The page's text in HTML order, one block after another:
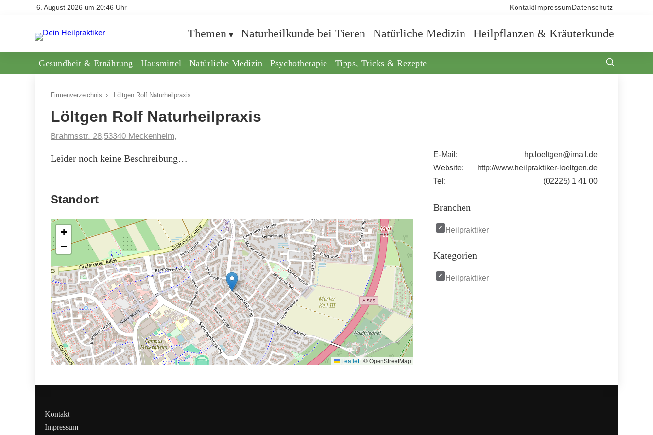
6. August 2026 um 20:46 Uhr Kontakt Impressum Datenschutz
Themen Naturheilkunde bei Tieren Natürliche Medizin Heilpflanzen & Kräuterkunde
Gesundheit & Ernährung Hausmittel Natürliche Medizin Psychotherapie Tipps, Tricks & Rezepte
Firmenverzeichnis › Löltgen Rolf Naturheilpraxis
Löltgen Rolf Naturheilpraxis
Brahmsstr. 28,53340 Meckenheim,
Leider noch keine Beschreibung…
Standort
+
−
Leaflet | © OpenStreetMap
E-Mail:
hp.loeltgen@imail.de
Website:
http://www.heilpraktiker-loeltgen.de
Tel:
(02225) 1 41 00
Branchen
Heilpraktiker
Kategorien
Heilpraktiker
Kontakt
Impressum